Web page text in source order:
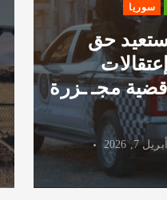
سوريا
حق
مجـ ـزرة
7, 2026